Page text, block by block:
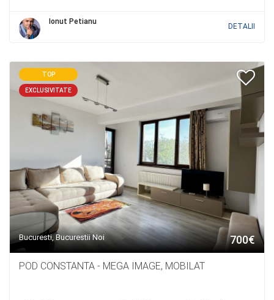
Ionut Petianu
DETALII
TOP
EXCLUSIVITATE
Bucuresti, Bucurestii Noi 700€
POD CONSTANTA - MEGA IMAGE, MOBILAT